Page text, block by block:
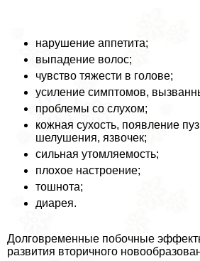
нарушение аппетита;
выпадение волос;
чувство тяжести в голове;
усиление симптомов,
проблемы со слухом;
кожная сухость, появление
шелушения, язвочек;
сильная утомляемость;
плохое настроение;
тошнота;
диарея.
Долговременные побочные
развития вторичного